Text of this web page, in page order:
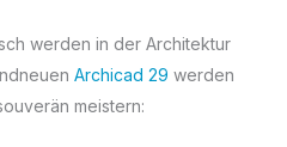
werden in der Architektur
Archicad 29 werden
meistern: